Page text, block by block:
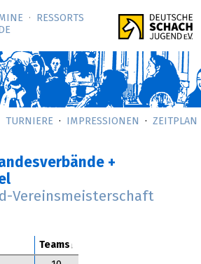
RESSORTS
TURNIERE IMPRESSIONEN ZEITPLAN
+
Vereinsmeisterschaft
Teams